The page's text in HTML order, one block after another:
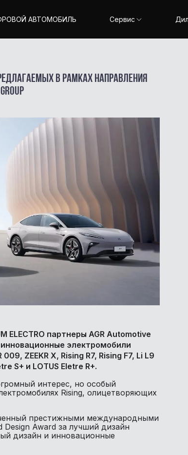
Solaris
АВТОМОБИЛЬ Сервис
Оригинальные
в рамках направления
ELECTRO партнеры AGR Automotive
электромобили
009, ZEEKR X, Rising R7, Rising F7, Li L9
S+ и LOTUS Eletre R+.
интерес, но особый
Rising, олицетворяющих
престижными международными
Design Award за лучший дизайн
дизайн и инновационные